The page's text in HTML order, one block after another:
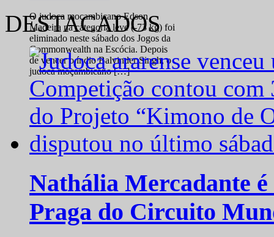
O judoca moçambicano Edson
Madeira na categoria leve (-73 kg) foi
eliminado neste sábado dos Jogos da
Commonwealth na Escócia. Depois
de vencer o índio Balvinder Singh, o
judoca moçambicano […]
DESTACADOS
Nathália Mercadante
Praga do Circuito